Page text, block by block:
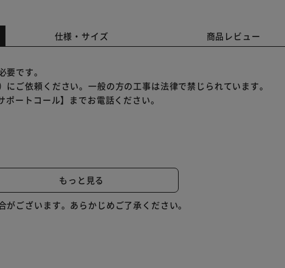
仕様・サイズ 商品レビュー
です。
ご依頼ください。一般の方の工事は法律で禁じられています。
ートコール】までお電話ください。
17:00
による休日を除く）
もっと見る
ございます。あらかじめご了承ください。